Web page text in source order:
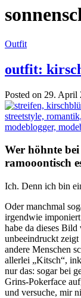
Outfit
outfit:
Posted on 29. April
Wer höhnte
ramooontisch
Ich. Denn ich bin
Oder manchmal
irgendwie
habe da dieses
unbeeindruckt
andere Menschen
allerlei „Kitsch“,
nur das: sogar bei
Grins-Pokerface
und versuche, mir